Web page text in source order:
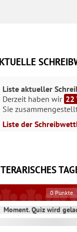
Liste aktueller
Derzeit haben wir 22
Sie
Liste der
0 Punkte
Moment. Quiz wird